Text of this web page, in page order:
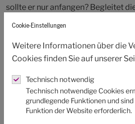
sollte er nur anfangen? Begleitet
langen Nacht des Spiels und seht
welches Spiel Benjamin für sich
Von Ana Stanic, Raphael Heller
Cookie-Einstellungen
Weitere Informationen über die
Cookies finden Sie auf unserer
Technisch notwendig
Technisch notwendige Cookies
grundlegende Funktionen und
Funktion der Website erforderlich.